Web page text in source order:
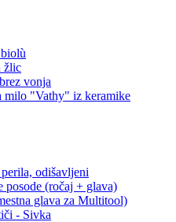
žlic
vonja
milo "Vathy" iz keramike
odišavljeni
posode (ročaj + glava)
glava za Multitool)
- Sivka